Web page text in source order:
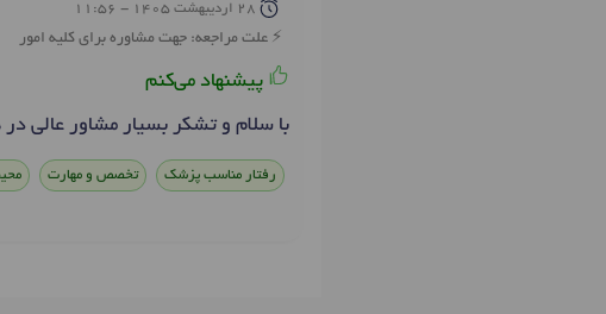
28 ارديبهشت 1405 - 11:56
علت مراجعه: جهت مشاوره برای کلیه امور
پیشنهاد می‌کنم
با سلام و تشکر بسیار مشاور عالی
رفتار مناسب پزشک تخصص و مهارت